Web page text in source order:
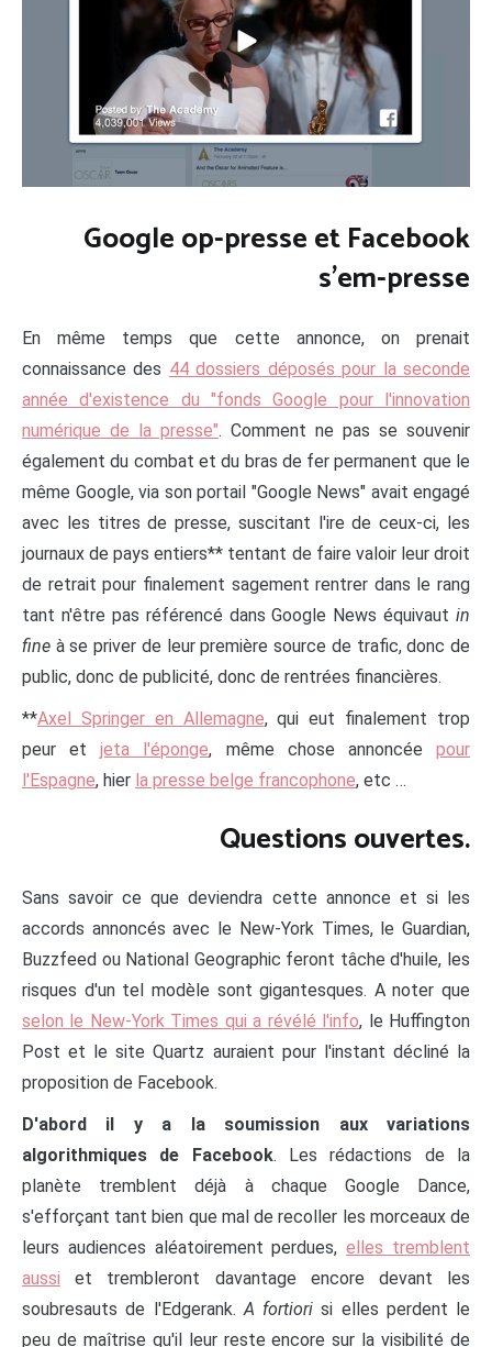
Google op-presse et Facebook
s'em-presse
En même temps que cette annonce, on prenait
connaissance des 44 dossiers déposés pour la seconde
année d'existence du "fonds Google pour l'innovation
numérique de la presse". Comment ne pas se souvenir
également du combat et du bras de fer permanent que le
même Google, via son portail "Google News" avait engagé
avec les titres de presse, suscitant l'ire de ceux-ci, les
journaux de pays entiers** tentant de faire valoir leur droit
de retrait pour finalement sagement rentrer dans le rang
tant n'être pas référencé dans Google News équivaut in
fine à se priver de leur première source de trafic, donc de
public, donc de publicité, donc de rentrées financières.
**Axel Springer en Allemagne, qui eut finalement trop
peur etjeta l'éponge, même chose annoncéepour
l'Espagne, hier la presse belge francophone, etc …
Questions ouvertes.
Sans savoir ce que deviendra cette annonce et si les
accords annoncés avec le New-York Times, le Guardian,
Buzzfeed ou National Geographic feront tâche d'huile, les
risques d'un tel modèle sont gigantesques. A noter que
selon le New-York Times qui a révélé l'info, le Huffington
Post et le site Quartz auraient pour l'instant décliné la
proposition de Facebook.
D'abord il y a la soumission aux variations
algorithmiques de Facebook. Les rédactions de la
planète tremblent déjà à chaque Google Dance,
s'efforçant tant bien que mal de recoller les morceaux de
leurs audiences aléatoirement perdues,elles tremblent
aussi et trembleront davantage encore devant les
soubresauts de l'Edgerank.A fortiori si elles perdent le
peu de maîtrise qu'il leur reste encore sur la visibilité de